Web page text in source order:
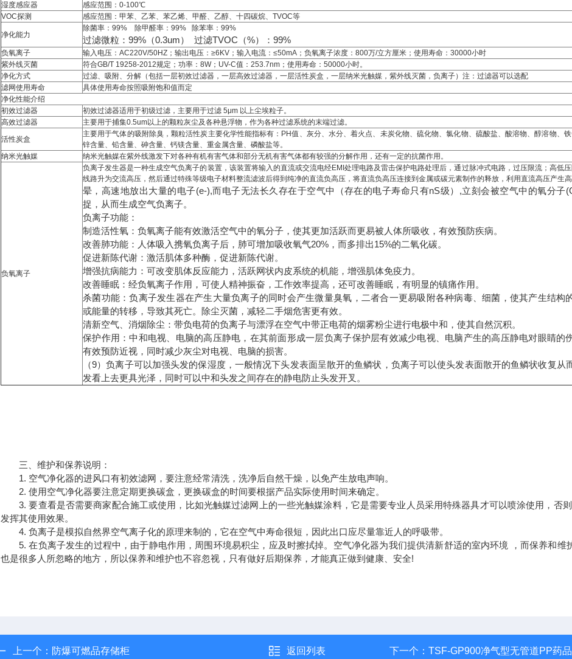
湿度感应器
感应范围：0-100℃
VOC探测
感应范围：甲苯、乙苯、苯乙烯、甲醛、乙醇、十四碳烷、TVOC等
净化能力
除菌率：99% 除甲醛率：99% 除苯率：99%
过滤微粒：99%（0.3um） 过滤TVOC（%）：99%
负氧离子
输入电压：AC220V/50HZ；输出电压：≥6KV；输入电流：≤50mA；负氧离子浓度：800万/立方厘米；使用寿命：30000小时
紫外线灭菌
符合GB/T 19258-2012规定；功率：8W；UV-C值：253.7nm；使用寿命：50000小时。
净化方式
过滤、吸附、分解（包括一层初效过滤器，一层高效过滤器，一层活性炭盒，一层纳米光触媒，紫外线灭菌，负离子）注：过滤器可以选配
滤网使用寿命
具体使用寿命按照吸附饱和值而定
净化性能介绍
初效过滤器
初效过滤器适用于初级过滤，主要用于过滤 5μm 以上尘埃粒子。
高效过滤器
主要用于捕集0.5um以上的颗粒灰尘及各种悬浮物，作为各种过滤系统的末端过滤。
活性炭盒
主要用于气体的吸附除臭，颗粒活性炭主要化学性能指标有：PH值、灰分、水分、着火点、未炭化物、硫化物、氯化物、硫酸盐、酸溶物、醇溶物、
锌含量、铅含量、砷含量、钙镁含量、重金属含量、磷酸盐等。
纳米光触媒
纳米光触媒在紫外线激发下对各种有机有害气体和部分无机有害气体都有较强的分解作用，还有一定的抗菌作用。
负氧离子
负离子发生器是一种生成空气负离子的装置，该装置将输入的直流或交流电经EMI处理电路及雷击保护电路处理后，通过脉冲式电路，过压限流；高低
线路升为交流高压，然后通过特殊等级电子材料整流滤波后得到纯净的直流负高压，将直流负高压连接到金属或碳元素制作的释放，利用直流高压产生
晕，高速地放出大量的电子(e-),而电子无法长久存在于空气中（存在的电子寿命只有nS级）,立刻会被空气中的氧分子
捉，从而生成空气负离子。
负离子功能：
制造活性氧：负氧离子能有效激活空气中的氧分子，使其更加活跃而更易被人体所吸收，有效预防疾病。
改善肺功能：人体吸入携氧负离子后，肺可增加吸收氧气20%，而多排出15%的二氧化碳。
促进新陈代谢：激活肌体多种酶，促进新陈代谢。
增强抗病能力：可改变肌体反应能力，活跃网状内皮系统的机能，增强肌体免疫力。
改善睡眠：经负氧离子作用，可使人精神振奋，工作效率提高，还可改善睡眠，有明显的镇痛作用。
杀菌功能：负离子发生器在产生大量负离子的同时会产生微量臭氧，二者合一更易吸附各种病毒、细菌，使其产生结构
或能量的转移，导致其死亡。除尘灭菌，减轻二手烟危害更有效。
清新空气、消烟除尘：带负电荷的负离子与漂浮在空气中带正电荷的烟雾粉尘进行电极中和，使其自然沉积。
保护作用：中和电视、电脑的高压静电，在其前面形成一层负离子保护层有效减少电视、电脑产生的高压静电对眼睛的
有效预防近视，同时减少灰尘对电视、电脑的损害。
（9）负离子可以加强头发的保湿度，一般情况下头发表面呈散开的鱼鳞状，负离子可以使头发表面散开的鱼鳞状收复从
发看上去更具光泽，同时可以中和头发之间存在的静电防止头发开叉。
三、维护和保养说明：
1. 空气净化器的进风口有初效滤网，要注意经常清洗，洗净后自然干燥，以免产生放电声响。
2. 使用空气净化器要注意定期更换碳盒，更换碳盒的时间要根据产品实际使用时间来确定。
3. 要查看是否需要商家配合施工或使用，比如光触媒过滤网上的一些光触媒涂料，它是需要专业人员采用特殊器具才可以喷涂使用，否
发挥其使用效果。
4. 负离子是模拟自然界空气离子化的原理来制的，它在空气中寿命很短，因此出口应尽量靠近人的呼吸带。
5. 在负离子发生的过程中，由于静电作用，周围环境易积尘，应及时擦拭掉。空气净化器为我们提供清新舒适的室内环境 ，而保养和维
也是很多人所忽略的地方，所以保养和维护也不容忽视，只有做好后期保养，才能真正做到健康、安全!
上一个： 防爆可燃品存储柜 返回列表 下一个： TSF-GP900净气型无管道PP药